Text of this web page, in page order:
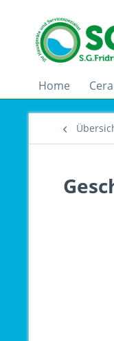
Home